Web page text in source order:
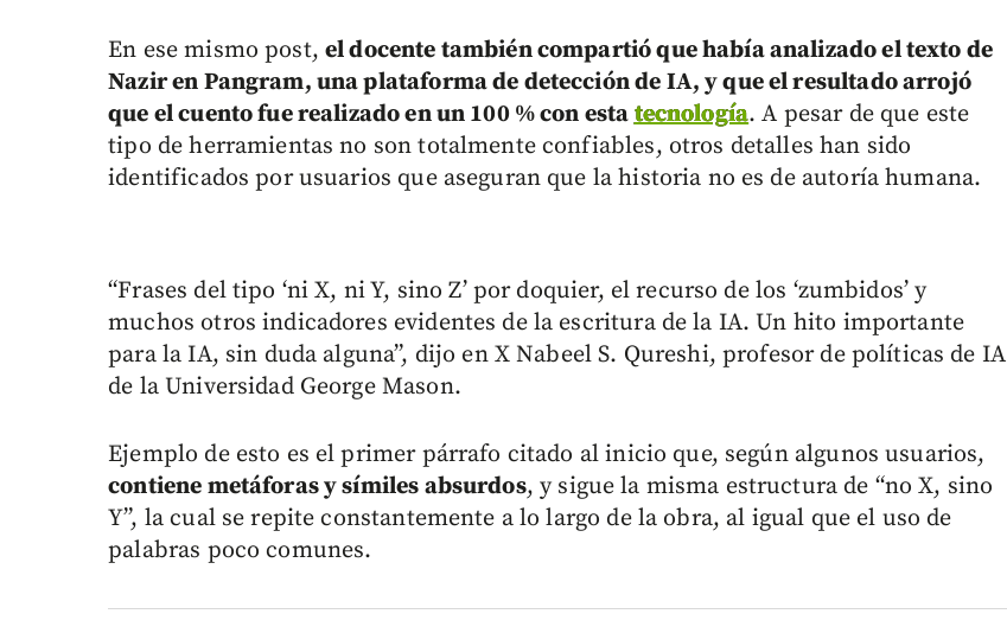
En ese mismo post,el docente también compartió que había analizado el texto de
Nazir en Pangram, una plataforma de detección de IA, y que el resultado arrojó
que el cuento fue realizado en un 100 % con estatecnología. A pesar de que este
tipo de herramientas no son totalmente confiables, otros detalles han sido
identificados por usuarios que aseguran que la historia no es de autoría humana.
“Frases del tipo ‘ni X, ni Y, sino Z’ por doquier, el recurso de los ‘zumbidos’ y
muchos otros indicadores evidentes de la escritura de la IA. Un hito importante
para la IA, sin duda alguna”, dijo en X Nabeel S. Qureshi, profesor de políticas de IA
de la Universidad George Mason.
Ejemplo de esto es el primer párrafo citado al inicio que, según algunos usuarios,
contiene metáforas y símiles absurdos, y sigue la misma estructura de “no X, sino
Y”, la cual se repite constantemente a lo largo de la obra, al igual que el uso de
palabras poco comunes.